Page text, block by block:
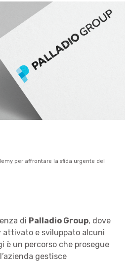
per affrontare la sfida urgente del
di Palladio Group, dove
attivato e sviluppato alcuni
è un percorso che prosegue
gestisce